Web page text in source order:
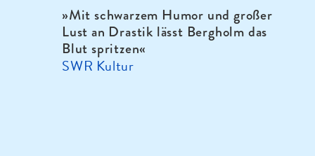
»Mit schwarzem Humor und großer
Lust an Drastik lässt Bergholm das
Blut spritzen«
SWR Kultur